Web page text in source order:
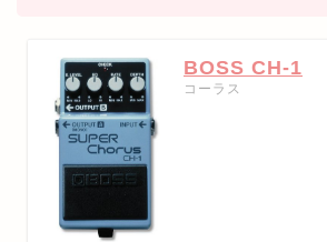
BOSS CH-1
コーラス